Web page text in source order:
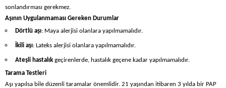
sonlandırması gerekmez.
Aşının Uygulanmaması Gereken Durumlar
Dörtlü aşı: Maya alerjisi olanlara yapılmamalıdır.
İkili aşı: Lateks alerjisi olanlara yapılmamalıdır.
Ateşli hastalık geçirenlerde, hastalık geçene kadar yapılmamalıdır.
Tarama Testleri
Aşı yapılsa bile düzenli taramalar önemlidir. 21 yaşından itibaren 3 yılda bir PAP